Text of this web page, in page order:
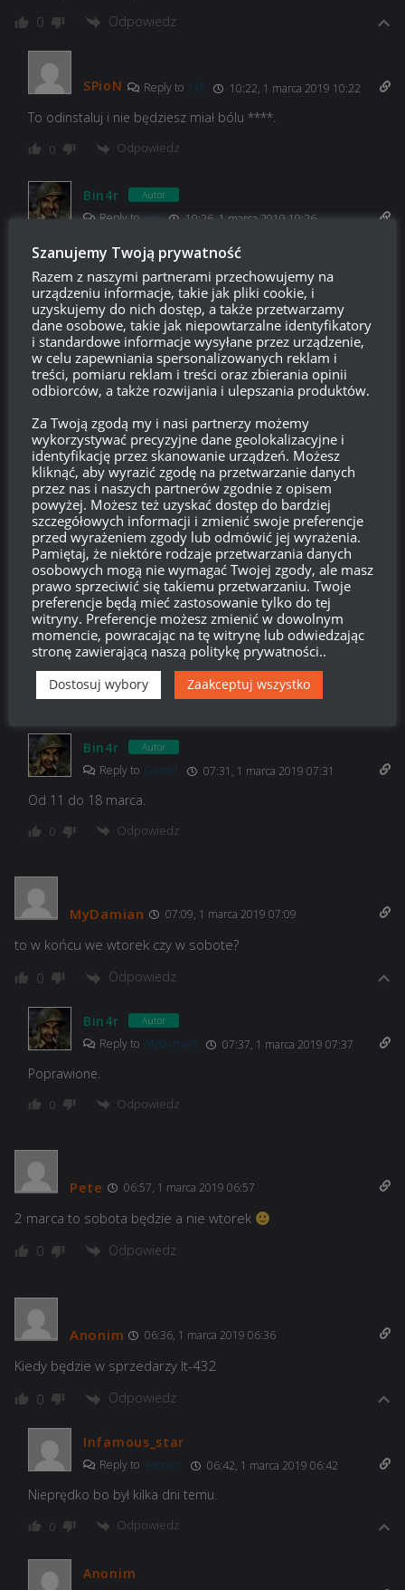
0 Odpowiedz
SPioN Reply to rafi 10:22, 1 marca 2019 10:22
To odinstaluj i nie będziesz miał bólu ****.
0 Odpowiedz
Bin4r Autor
Reply torafi 10:26, 1 marca 2019 10:26
Ominąłeś chybaten wpis
0 Odpowiedz
bede fioletem
Reply toBin4r 14:16, 1 marca 2019 14:16
Mam 530 rezerw …chcesz trochę ??
Anonimowo 07:48, 1 marca 2019 07:48
Przyda się na robienie włoskich
0 Odpowiedz
Gamet 07:22, 1 marca 2019 07:22
Kiedy LINIA FRONTU ?
0 Odpowiedz
Bin4r Autor
Reply to Gamet 07:31, 1 marca 2019 07:31
Od 11 do 18 marca.
0 Odpowiedz
MyDamian 07:09, 1 marca 2019 07:09
to w końcu we wtorek czy w sobote?
0 Odpowiedz
Bin4r Autor
Reply to MyDamian 07:37, 1 marca 2019 07:37
Poprawione.
0 Odpowiedz
Pete 06:57, 1 marca 2019 06:57
2 marca to sobota będzie a nie wtorek
0 Odpowiedz
Anonim 06:36, 1 marca 2019 06:36
Kiedy będzie w sprzedarzy lt-432
0 Odpowiedz
Infamous_star
Reply to Anonim 06:42, 1 marca 2019 06:42
Nieprędko bo był kilka dni temu.
0 Odpowiedz
Anonim
Szanujemy Twoją prywatność
Razem z naszymi partnerami przechowujemy na
urządzeniu informacje, takie jak pliki cookie, i
uzyskujemy do nich dostęp, a także przetwarzamy
dane osobowe, takie jak niepowtarzalne identyfikatory
i standardowe informacje wysyłane przez urządzenie,
w celu zapewniania spersonalizowanych reklam i
treści, pomiaru reklam i treści oraz zbierania opinii
odbiorców, a także rozwijania i ulepszania produktów.
Za Twoją zgodą my i nasi partnerzy możemy
wykorzystywać precyzyjne dane geolokalizacyjne i
identyfikację przez skanowanie urządzeń. Możesz
kliknąć, aby wyrazić zgodę na przetwarzanie danych
przez nas i naszych partnerów zgodnie z opisem
powyżej. Możesz też uzyskać dostęp do bardziej
szczegółowych informacji i zmienić swoje preferencje
przed wyrażeniem zgody lub odmówić jej wyrażenia.
Pamiętaj, że niektóre rodzaje przetwarzania danych
osobowych mogą nie wymagać Twojej zgody, ale masz
prawo sprzeciwić się takiemu przetwarzaniu. Twoje
preferencje będą mieć zastosowanie tylko do tej
witryny. Preferencje możesz zmienić w dowolnym
momencie, powracając na tę witrynę lub odwiedzając
stronę zawierającą naszą politykę prywatności..
Dostosuj wybory Zaakceptuj wszystko